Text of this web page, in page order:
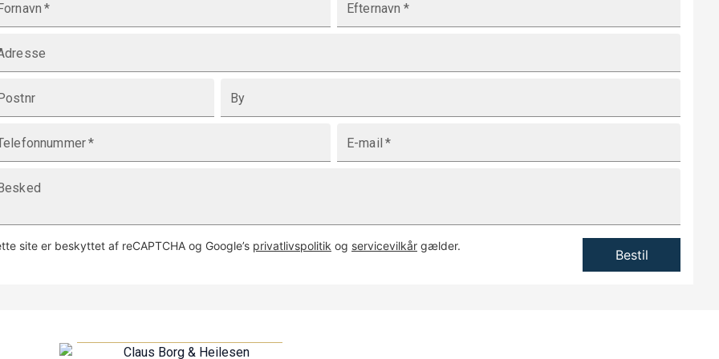
* Efternavn *
By
* E-mail *
site er beskyttet af reCAPTCHA og Google’s privatlivspolitik og servicevilkår gælder.
Bestil